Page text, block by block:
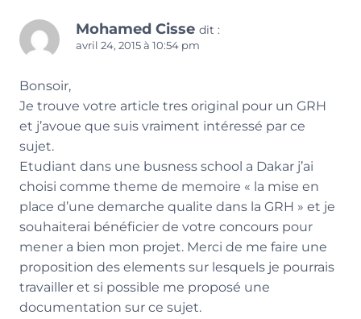
Mohamed Cisse dit :
avril 24, 2015 à 10:54 pm
Bonsoir,
Je trouve votre article tres original pour un GRH
et j’avoue que suis vraiment intéressé par ce
sujet.
Etudiant dans une busness school a Dakar j’ai
choisi comme theme de memoire « la mise en
place d’une demarche qualite dans la GRH » et je
souhaiterai bénéficier de votre concours pour
mener a bien mon projet. Merci de me faire une
proposition des elements sur lesquels je pourrais
travailler et si possible me proposé une
documentation sur ce sujet.